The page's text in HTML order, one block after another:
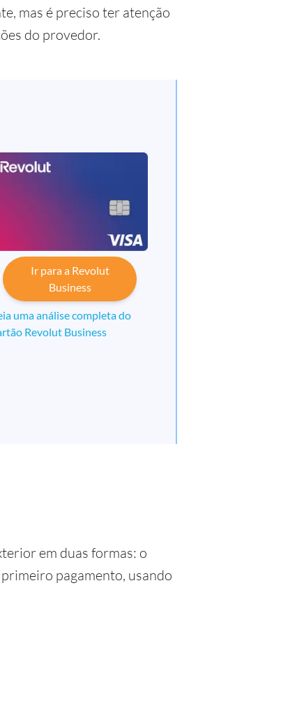
mas é preciso ter atenção
do provedor.
Ir para a Revolut
Business
uma análise completa do
Revolut Business
em duas formas: o
pagamento, usando